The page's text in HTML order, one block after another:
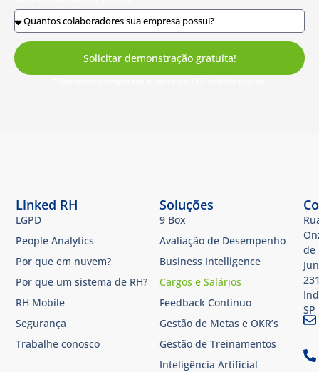
Solicitar demonstração gratuita!
Soluções
9 Box
Avaliação de Desempenho
Business Intelligence
Cargos e Salários
Feedback Contínuo
Gestão de Metas e OKR’s
Gestão de Treinamentos
Inteligência Artificial
Linked RH
LGPD
People Analytics
Por que em nuvem?
Por que um sistema de RH?
RH Mobile
Segurança
Trabalhe conosco
de
SP​